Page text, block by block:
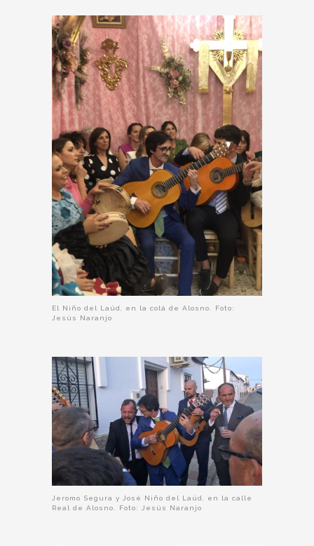
El Niño del Laúd, en la colá de Alosno. Foto:
Jesús Naranjo
Jeromo Segura y José Niño del Laúd, en la calle
Real de Alosno. Foto: Jesús Naranjo